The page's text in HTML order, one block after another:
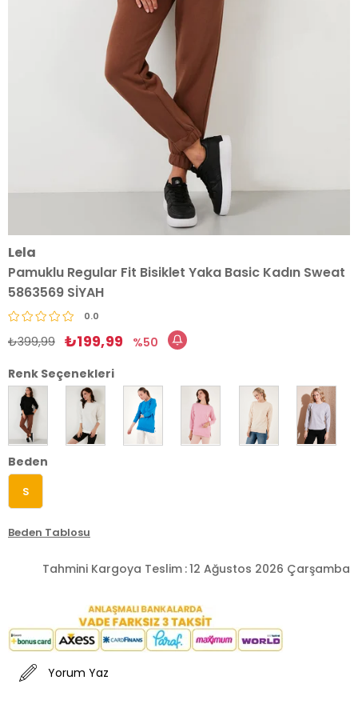
Lela
Pamuklu Regular Fit Bisiklet Yaka Basic Kadın Sweat
5863569 SİYAH
0.0
₺399,99 ₺199,99
50
Renk Seçenekleri
Beden
S
Beden Tablosu
Tahmini Kargoya Teslim :12 Ağustos 2026 Çarşamba
Yorum Yaz